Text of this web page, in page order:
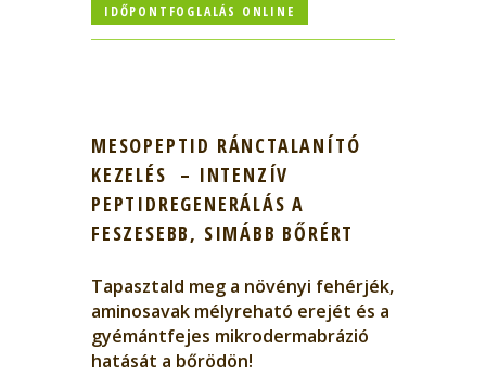
IDŐPONTFOGLALÁS ONLINE
MESOPEPTID RÁNCTALANÍTÓ
KEZELÉS – INTENZÍV
PEPTIDREGENERÁLÁS A
FESZESEBB, SIMÁBB BŐRÉRT
Tapasztald meg a növényi fehérjék,
aminosavak mélyreható erejét és a
gyémántfejes mikrodermabrázió
hatását a bőrödön!